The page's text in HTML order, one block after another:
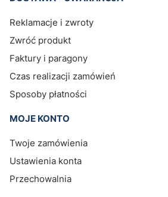
Reklamacje i zwroty
Zwróć produkt
Faktury i paragony
Czas realizacji zamówień
Sposoby płatności
MOJE KONTO
Twoje zamówienia
Ustawienia konta
Przechowalnia